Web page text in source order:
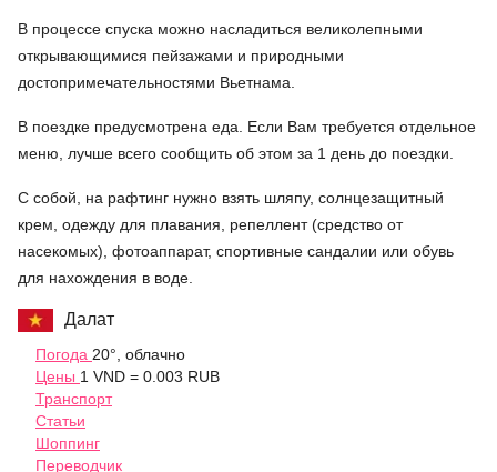
В процессе спуска можно насладиться великолепными
открывающимися пейзажами и природными
достопримечательностями Вьетнама.
В поездке предусмотрена еда. Если Вам требуется отдельное
меню, лучше всего сообщить об этом за 1 день до поездки.
С собой, на рафтинг нужно взять шляпу, солнцезащитный
крем, одежду для плавания, репеллент (средство от
насекомых), фотоаппарат, спортивные сандалии или обувь
для нахождения в воде.
Далат
Погода 20°, облачно
Цены 1 VND = 0.003 RUB
Транспорт
Статьи
Шоппинг
Переводчик